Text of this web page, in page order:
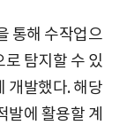
통해 수작업으
탐지할 수 있
개발했다. 해당
발에 활용할 계